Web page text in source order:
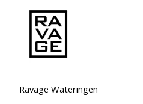
Ravage Wateringen